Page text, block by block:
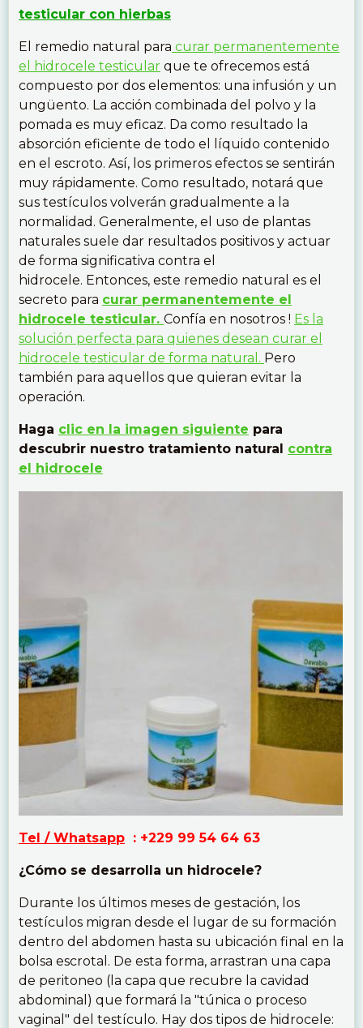
testicular con hierbas
El remedio natural para curar permanentemente
el hidrocele testicular que te ofrecemos está
compuesto por dos elementos: una infusión y un
ungüento. La acción combinada del polvo y la
pomada es muy eficaz. Da como resultado la
absorción eficiente de todo el líquido contenido
en el escroto. Así, los primeros efectos se sentirán
muy rápidamente. Como resultado, notará que
sus testículos volverán gradualmente a la
normalidad. Generalmente, el uso de plantas
naturales suele dar resultados positivos y actuar
de forma significativa contra el
hidrocele. Entonces, este remedio natural es el
secreto para curar permanentemente el
hidrocele testicular. Confía en nosotros ! Es la
solución perfecta para quienes desean curar el
hidrocele testicular de forma natural. Pero
también para aquellos que quieran evitar la
operación.
Haga clic en la imagen siguiente para
descubrir nuestro tratamiento natural contra
el hidrocele
Tel / Whatsapp : +229 99 54 64 63
¿Cómo se desarrolla un hidrocele?
Durante los últimos meses de gestación, los
testículos migran desde el lugar de su formación
dentro del abdomen hasta su ubicación final en la
bolsa escrotal. De esta forma, arrastran una capa
de peritoneo (la capa que recubre la cavidad
abdominal) que formará la "túnica o proceso
vaginal" del testículo. Hay dos tipos de hidrocele: